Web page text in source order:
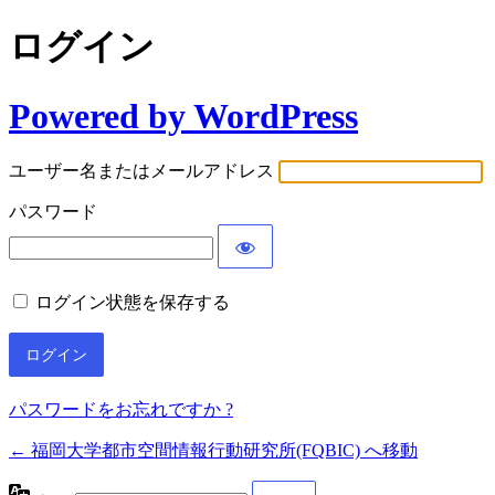
ログイン
Powered by WordPress
ユーザー名またはメールアドレス
パスワード
ログイン状態を保存する
パスワードをお忘れですか ?
← 福岡大学都市空間情報行動研究所(FQBIC) へ移動